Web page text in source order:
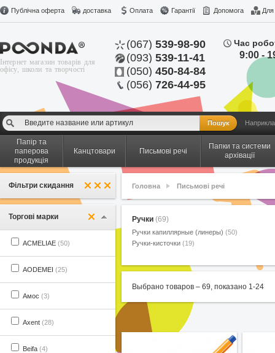
Публічна оферта доставка Оплата Гарантії Допомога Для
Інтернет магазин товарів для
офісу, школи та творчості
(067) 539-98-90
(093) 539-11-41
(050) 450-84-84
(056) 726-44-95
Час
9:00 -
Папір та
паперова
продукція
Канцтовари Письмові речі
Папки та системи
архівації
Фільтри скидання
Торгові марки
ACMELIAE (50)
AODEMEI (25)
Амос (3)
Axent (28)
Beifa (4)
Головна Письмові речі
Ручки (69)
Ручки капиллярные (линеры) (50)
Ручки-кисточки (19)
Выбрано товаров – 69, показано 1-24